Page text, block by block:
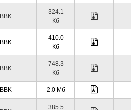
BBK
324.1
Кб
BBK
410.0
Кб
BBK
748.3
Кб
BBK 2.0 Мб
385.5